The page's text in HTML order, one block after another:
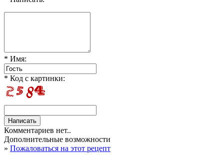
* Имя:
* Код с картинки:
Комментариев нет..
Дополнительные возможности
» Пожаловаться на этот рецепт